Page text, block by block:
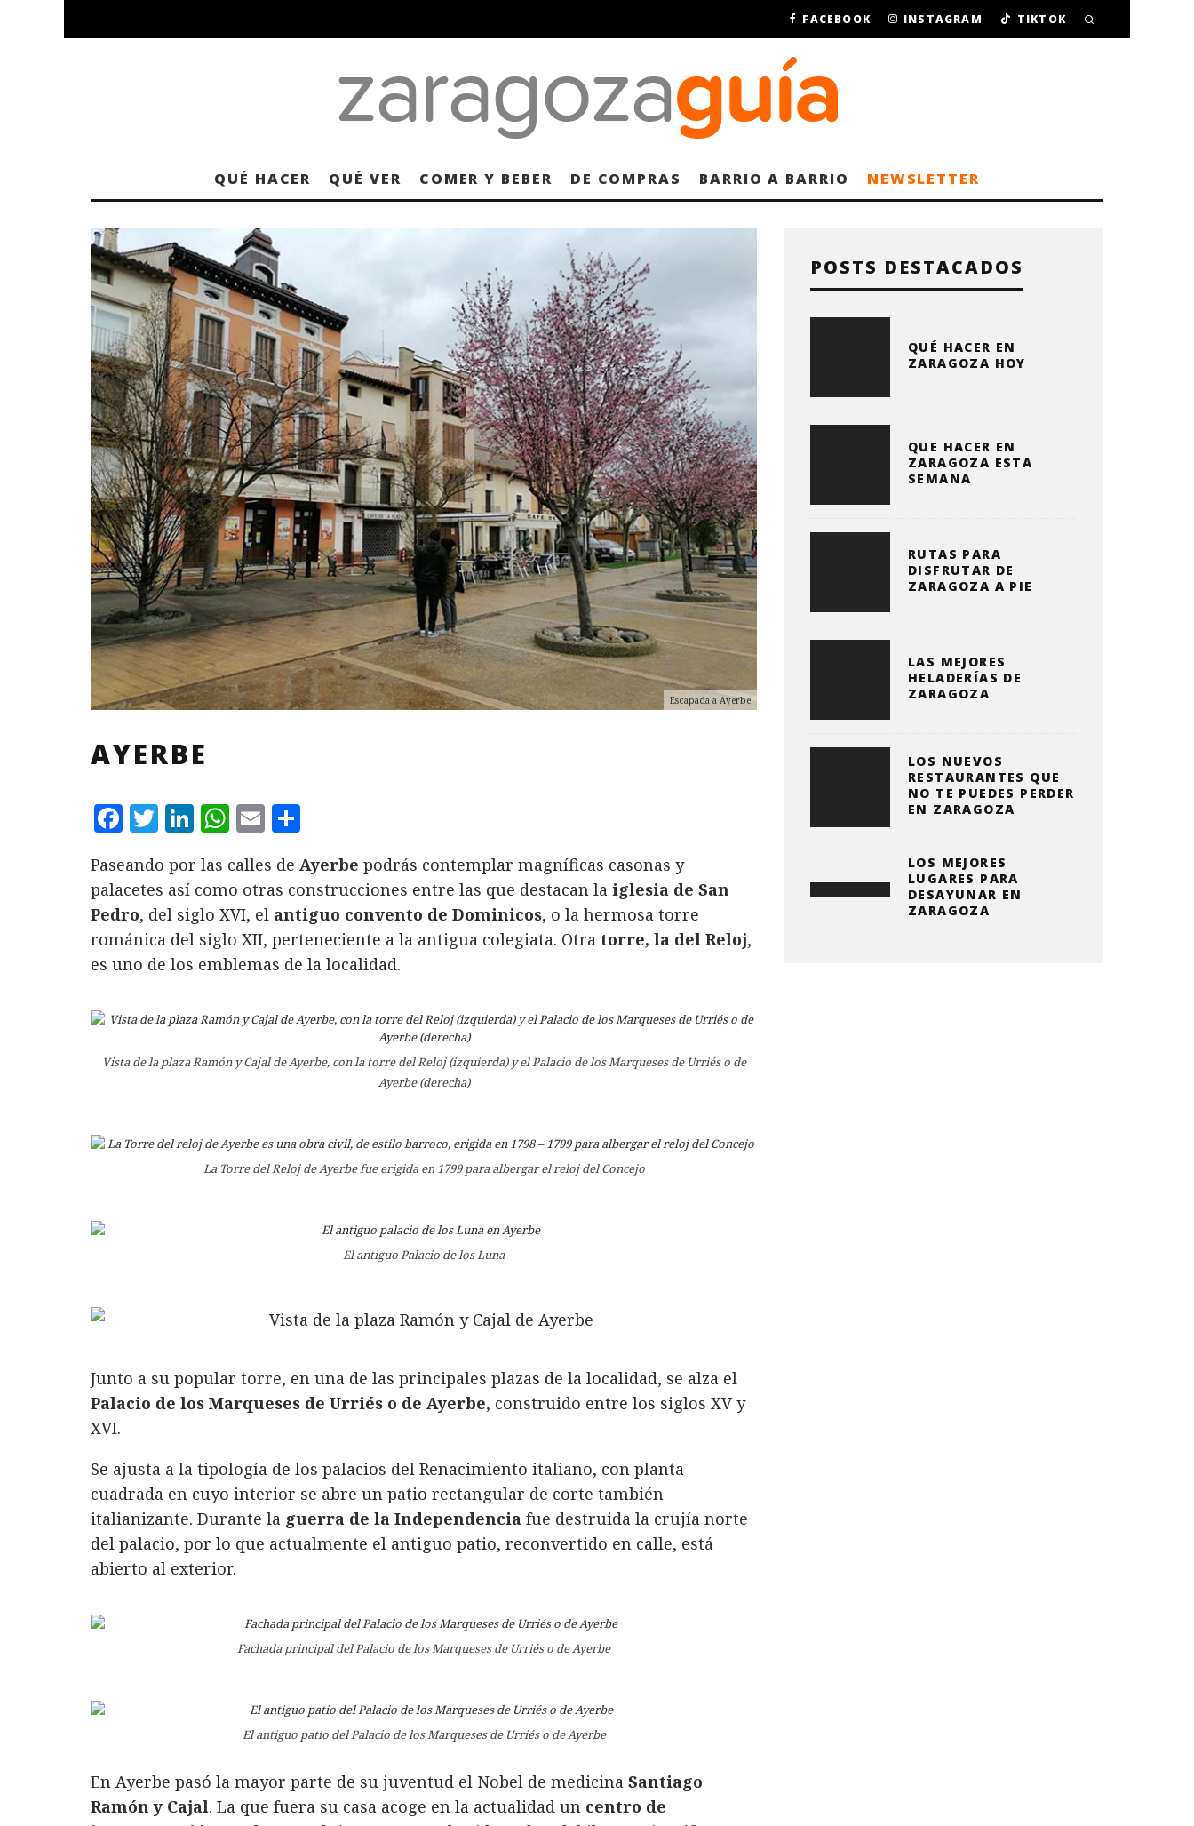
FACEBOOK INSTAGRAM TIKTOK
QUÉ HACER QUÉ VER COMER Y BEBER DE COMPRAS BARRIO A BARRIO NEWSLETTER
Escapada a Ayerbe
AYERBE
F
c
e
b
o
k
T
it
te
r
L
n
k
e
d
n
W
at
s
A
p
E
ai
l
m
p
a
rt
Paseando por las calles de Ayerbe podrás contemplar magníficas casonas y
palacetes así como otras construcciones entre las que destacan la iglesia de San
Pedro, del siglo XVI, el antiguo convento de Dominicos, o la hermosa torre
románica del siglo XII, perteneciente a la antigua colegiata. Otra torre, la del Reloj,
es uno de los emblemas de la localidad.
Vista de la plaza Ramón y Cajal de Ayerbe, con la torre del Reloj (izquierda) y el Palacio de los Marqueses de Urriés o de
Ayerbe (derecha)
La Torre del Reloj de Ayerbe fue erigida en 1799 para albergar el reloj del Concejo
El antiguo Palacio de los Luna
Junto a su popular torre, en una de las principales plazas de la localidad, se alza el
Palacio de los Marqueses de Urriés o de Ayerbe, construido entre los siglos XV y
XVI.
Se ajusta a la tipología de los palacios del Renacimiento italiano, con planta
cuadrada en cuyo interior se abre un patio rectangular de corte también
italianizante. Durante la guerra de la Independencia fue destruida la crujía norte
del palacio, por lo que actualmente el antiguo patio, reconvertido en calle, está
abierto al exterior.
Fachada principal del Palacio de los Marqueses de Urriés o de Ayerbe
El antiguo patio del Palacio de los Marqueses de Urriés o de Ayerbe
En Ayerbe pasó la mayor parte de su juventud el Nobel de medicina Santiago
Ramón y Cajal. La que fuera su casa acoge en la actualidad un centro de
POSTS DESTACADOS
QUÉ HACER EN
ZARAGOZA HOY
QUE HACER EN
ZARAGOZA ESTA
SEMANA
RUTAS PARA
DISFRUTAR DE
ZARAGOZA A PIE
LAS MEJORES
HELADERÍAS DE
ZARAGOZA
LOS NUEVOS
RESTAURANTES QUE
NO TE PUEDES PERDER
EN ZARAGOZA
LOS MEJORES
LUGARES PARA
DESAYUNAR EN
ZARAGOZA